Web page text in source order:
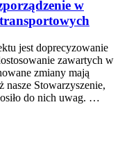
w
jest doprecyzowanie
zawartych w
zmiany mają
nasze Stowarzyszenie,
do nich uwag. …